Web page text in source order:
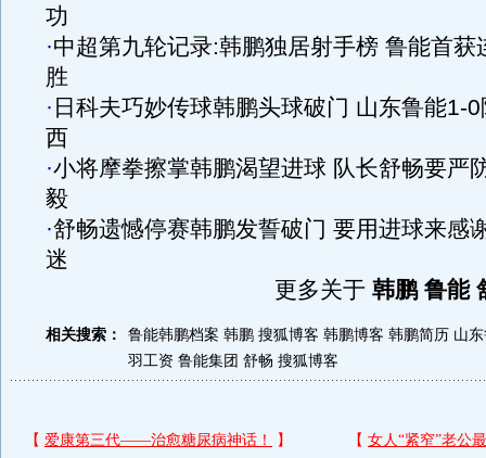
功
·中超第九轮记录:韩鹏独居射手榜 鲁能首获
胜
· 日科夫巧妙传球韩鹏头球破门 山东鲁能1-0
西
·小将摩拳擦掌韩鹏渴望进球 队长舒畅要严
毅
·舒畅遗憾停赛韩鹏发誓破门 要用进球来感
迷
更多关于 韩鹏 鲁能
相关搜索： 鲁能韩鹏档案 韩鹏 搜狐博客 韩鹏博客 韩鹏简历 山
羽工资 鲁能集团 舒畅 搜狐博客